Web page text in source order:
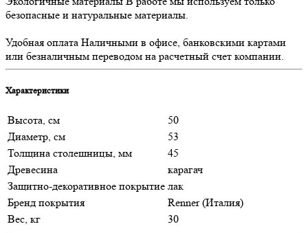
безопасные и натуральные материалы.
Удобная оплата Наличными в офисе, банковскими картами
или безналичным переводом на расчетный счет компании.
Характеристики
Высота, см
50
Диаметр, см
53
Толщина столешницы, мм
45
Древесина
карагач
Защитно-декоративное покрытие лак
Бренд покрытия
Renner (Италия)
Вес, кг
30